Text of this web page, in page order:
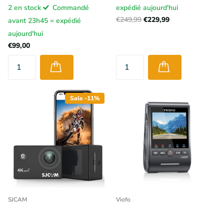
2 en stock
Commandé
avant 23h45 = expédié
aujourd'hui
€99,00
expédié aujourd'hui
€249,99 €229,99
Sale -11%
SJCAM Viofo